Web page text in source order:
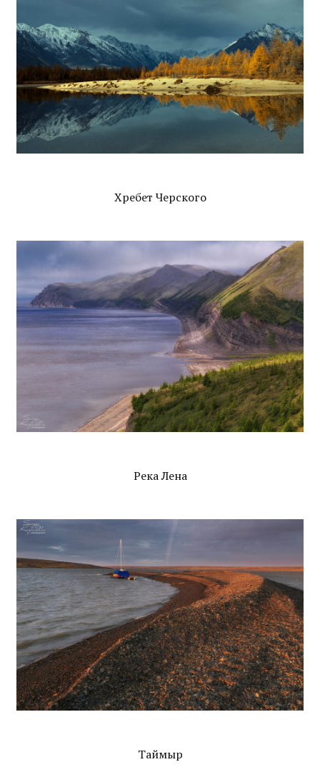
Хребет Черского
Река Лена
Таймыр